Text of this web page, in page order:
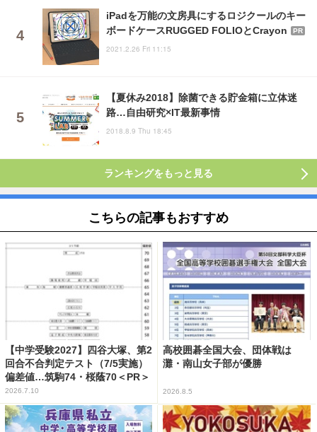
iPadを万能の文房具にするロジクールのキー
ボードケースRUGGED FOLIOとCrayon
PR
2021.2.26 Fri 11:15
【夏休み2018】除菌できる貯金箱に立体迷
路…自由研究×IT最新事情
2018.8.9 Thu 18:45
ランキングをもっと見る
こちらの記事もおすすめ
【中学受験2027】四谷大塚、第2
回合不合判定テスト（7/5実施）
偏差値…筑駒74・桜蔭70＜PR＞
2026.7.10
高校囲碁全国大会、団体戦は
灘・南山女子部が優勝
2026.8.5